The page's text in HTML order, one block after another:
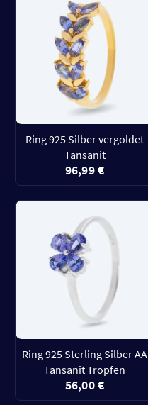
Ring 925 Silber vergoldet
Tansanit
96,99 €
Ring 925 Sterling Silber AA
Tansanit Tropfen
56,00 €